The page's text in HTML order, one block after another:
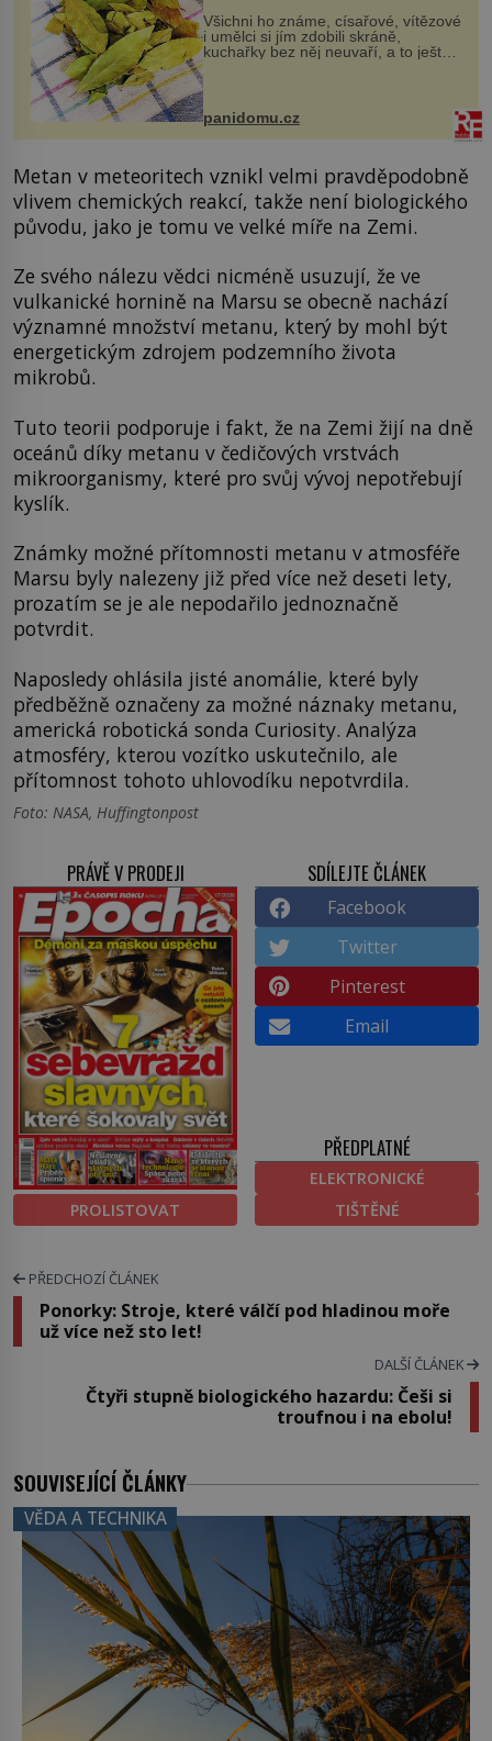
Všichni ho známe, císařové, vítězové
i umělci si jím zdobili skráně,
kuchařky bez něj neuvaří, a to ještě
nevíte, že bobkový list může výrazně
zmírnit některé naše neduhy.
Obsahuje v malém množství ně...
panidomu.cz
Metan v meteoritech vznikl velmi pravděpodobně
vlivem chemických reakcí, takže není biologického
původu, jako je tomu ve velké míře na Zemi.
Ze svého nálezu vědci nicméně usuzují, že ve
vulkanické hornině na Marsu se obecně nachází
významné množství metanu, který by mohl být
energetickým zdrojem podzemního života
mikrobů.
Tuto teorii podporuje i fakt, že na Zemi žijí na dně
oceánů díky metanu v čedičových vrstvách
mikroorganismy, které pro svůj vývoj nepotřebují
kyslík.
Známky možné přítomnosti metanu v atmosféře
Marsu byly nalezeny již před více než deseti lety,
prozatím se je ale nepodařilo jednoznačně
potvrdit.
Naposledy ohlásila jisté anomálie, které byly
předběžně označeny za možné náznaky metanu,
americká robotická sonda Curiosity. Analýza
atmosféry, kterou vozítko uskutečnilo, ale
přítomnost tohoto uhlovodíku nepotvrdila.
Foto: NASA, Huffingtonpost
PRÁVĚ V PRODEJI
PROLISTOVAT
SDÍLEJTE ČLÁNEK
Facebook
Twitter
Pinterest
Email
PŘEDPLATNÉ
ELEKTRONICKÉ
TIŠTĚNÉ
PŘEDCHOZÍ ČLÁNEK
Ponorky: Stroje, které válčí pod hladinou moře
už více než sto let!
DALŠÍ ČLÁNEK
Čtyři stupně biologického hazardu: Češi si
troufnou i na ebolu!
SOUVISEJÍCÍ ČLÁNKY
VĚDA A TECHNIKA